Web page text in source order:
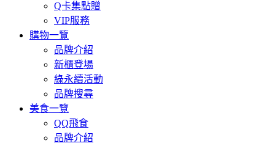
Q卡集點贈
VIP服務
購物一覽
品牌介紹
新櫃登場
綠永續活動
品牌搜尋
美食一覽
QQ飛食
品牌介紹